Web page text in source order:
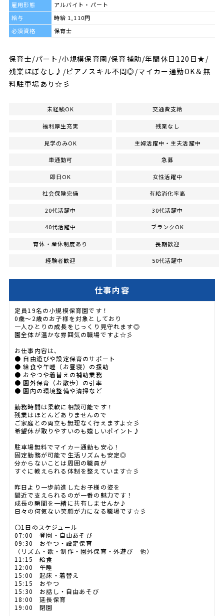
雇用形態
アルバイト・パート
給与
時給 1,110円
必須資格
保育士
保育士/パート/小規模保育園/保育補助/年間休日120日★/
残業ほぼなし♪/ピアノスキル不問◎/マイカー通勤OK＆無
料駐車場あり☆彡
未経験OK 交通費支給
福利厚生充実 残業なし
見学のみOK 主婦活躍中・主夫活躍中
車通勤可 急募
即日OK 女性活躍中
社会保険完備 有給消化率高
20代活躍中 30代活躍中
40代活躍中 ブランクOK
育休・産休制度あり 長期歓迎
経験者歓迎 50代活躍中
仕事内容
定員19名の小規模保育園です！
0歳〜2歳のお子様を対象としており
一人ひとりの成長をじっくり見守れます◎
園全体が温かな雰囲気の職場ですよ☆彡
お仕事内容は、
● 自由遊びや設定保育のサポート
● 給食や午睡（お昼寝）の援助
● おやつや着替えの補助業務
● 園外保育（お散歩）の引率
● 園内の環境整備や清掃など
勤務時間は柔軟に相談可能です！
残業はほとんどありませんので
ご家庭との両立も無理なく行えますよ☆彡
希望休が取りやすいのも嬉しいポイント♪
駐車場無料でマイカー通勤も安心！
固定勤務が可能で生活リズムも安定◎
分からないことは周囲の職員が
すぐに教えられる体制を整えています☆彡
昨日より一歩前進したお子様の姿を
間近で支えられるのが一番の魅力です！
成長の瞬間を一緒に共有しませんか♪
日々の何気ない笑顔が力になる職場です☆彡
〇1日のスケジュール
07:00 登園・自由あそび
09:30 おやつ・設定保育
（リズム・歌・制作・園外保育・外遊び 他）
11:15 給食
12:00 午睡
15:00 起床・着替え
15:15 おやつ
15:30 お話し・自由あそび
18:00 延長保育
19:00 閉園